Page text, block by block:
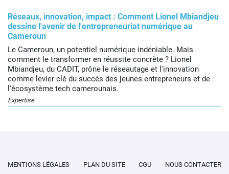
Réseaux, innovation, impact : Comment Lionel Mbiandjeu
dessine l'avenir de l'entrepreneuriat numérique au
Cameroun
Le Cameroun, un potentiel numérique indéniable. Mais
comment le transformer en réussite concrète ? Lionel
Mbiandjeu, du CADIT, prône le réseautage et l'innovation
comme levier clé du succès des jeunes entrepreneurs et de
l'écosystème tech camerounais.
Expertise
MENTIONS LÉGALES PLAN DU SITE CGU NOUS CONTACTER